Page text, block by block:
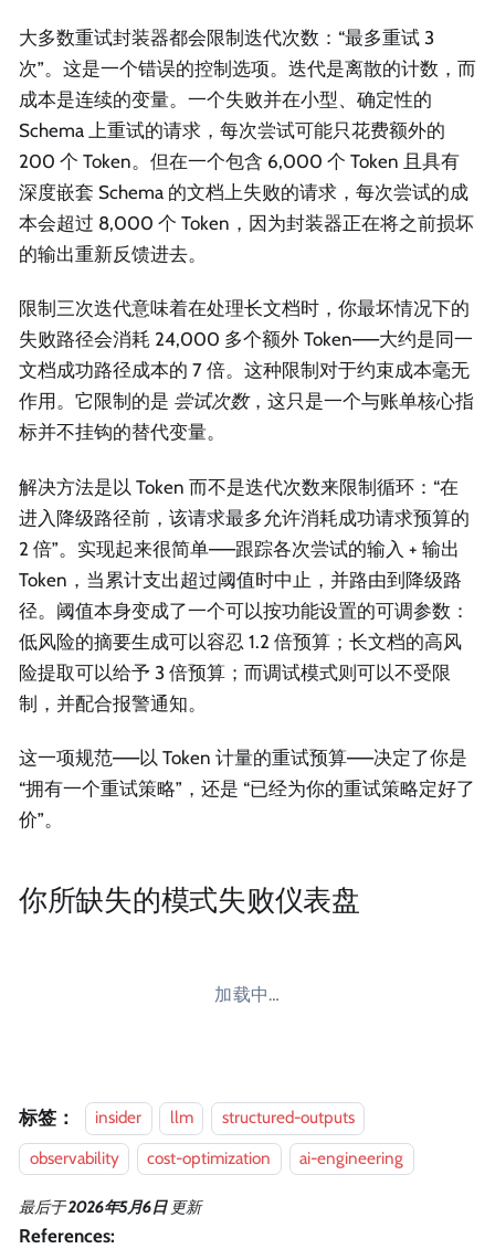
大多数重试封装器都会限制迭代次数：“最多重试 3
次”。这是一个错误的控制选项。迭代是离散的计数，而
成本是连续的变量。一个失败并在小型、确定性的
Schema 上重试的请求，每次尝试可能只花费额外的
200 个 Token。但在一个包含 6,000 个 Token 且具有
深度嵌套 Schema 的文档上失败的请求，每次尝试的成
本会超过 8,000 个 Token，因为封装器正在将之前损坏
的输出重新反馈进去。
限制三次迭代意味着在处理长文档时，你最坏情况下的
失败路径会消耗 24,000 多个额外 Token——大约是同一
文档成功路径成本的 7 倍。这种限制对于约束成本毫无
作用。它限制的是 尝试次数，这只是一个与账单核心指
标并不挂钩的替代变量。
解决方法是以 Token 而不是迭代次数来限制循环：“在
进入降级路径前，该请求最多允许消耗成功请求预算的
2 倍”。实现起来很简单——跟踪各次尝试的输入 + 输出
Token，当累计支出超过阈值时中止，并路由到降级路
径。阈值本身变成了一个可以按功能设置的可调参数：
低风险的摘要生成可以容忍 1.2 倍预算；长文档的高风
险提取可以给予 3 倍预算；而调试模式则可以不受限
制，并配合报警通知。
这一项规范——以 Token 计量的重试预算——决定了你是
“拥有一个重试策略”，还是 “已经为你的重试策略定好了
价”。
你所缺失的模式失败仪表盘
加载中…
标签： insider llm
structured-outputs
observability
cost-optimization ai-engineering
最后于2026年5月6日 更新
References: